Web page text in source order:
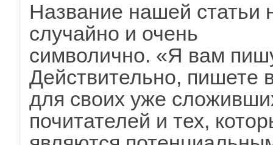
Название нашей статьи
случайно и очень
символично. «Я вам
Действительно, пишете
для своих уже
почитателей и тех,